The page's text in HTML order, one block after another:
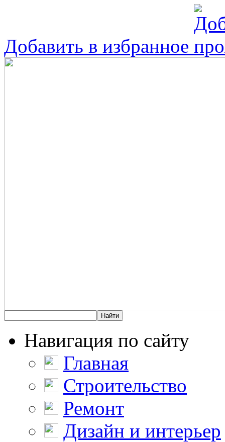
Добавить в избранное
Навигация по сайту
Главная
Строительство
Ремонт
Дизайн и интерьер